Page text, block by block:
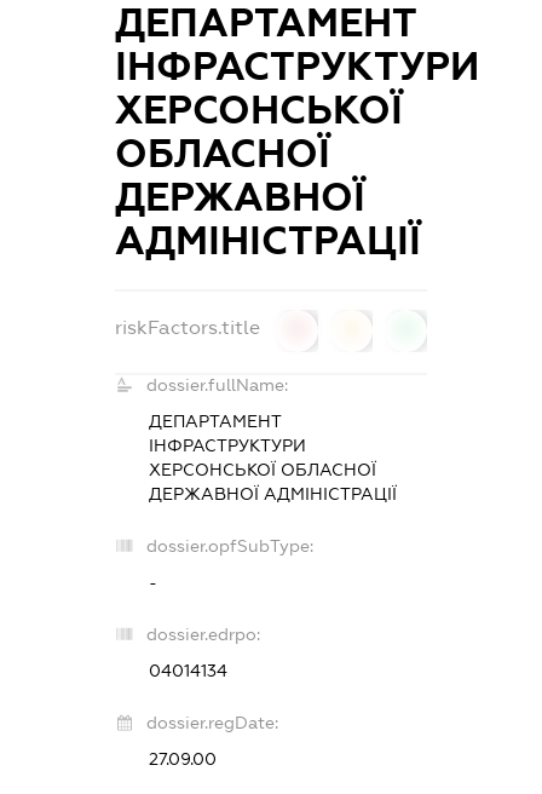
ДЕПАРТАМЕНТ
ІНФРАСТРУКТУРИ
ХЕРСОНСЬКОЇ
ОБЛАСНОЇ
ДЕРЖАВНОЇ
АДМІНІСТРАЦІЇ
riskFactors.title
dossier.fullName:
ДЕПАРТАМЕНТ
ІНФРАСТРУКТУРИ
ХЕРСОНСЬКОЇ ОБЛАСНОЇ
ДЕРЖАВНОЇ АДМІНІСТРАЦІЇ
dossier.opfSubType:
-
dossier.edrpo:
04014134
dossier.regDate:
27.09.00